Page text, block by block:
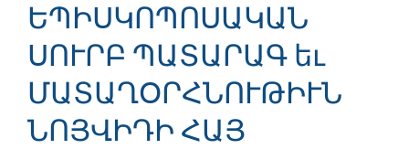
ԵՊԻՍԿՈՊՈՍԱԿԱՆ
ՍՈՒՐԲ ՊԱՏԱՐԱԳ եւ
ՄԱՏԱՂՕՐՀՆՈՒԹԻՒՆ
ՆՈՅՎԻԴԻ ՀԱՅ